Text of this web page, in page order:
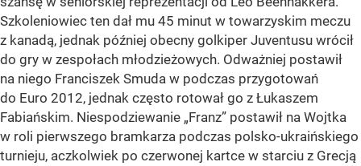
Szkoleniowiec ten dał mu 45 minut w towarzyskim meczu
z kanadą, jednak później obecny golkiper Juventusu wrócił
do gry w zespołach młodzieżowych. Odważniej postawił
na niego Franciszek Smuda w podczas przygotowań
do Euro 2012, jednak często rotował go z Łukaszem
Fabiańskim. Niespodziewanie „Franz” postawił na Wojtka
w roli pierwszego bramkarza podczas polsko-ukraińskiego
turnieju, aczkolwiek po czerwonej kartce w starciu z Grecją